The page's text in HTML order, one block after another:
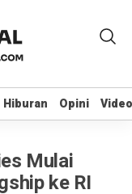
Hiburan Opini Video
Hiburan Opini Video
Mulai
ke RI